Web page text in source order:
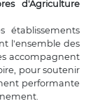
d'Agriculture
établissements
l'ensemble des
accompagnent
pour soutenir
performante